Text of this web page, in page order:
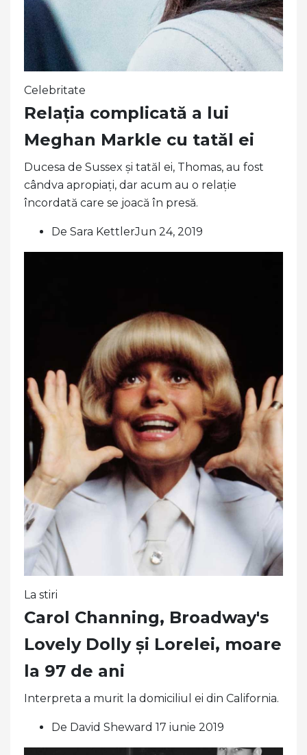
Celebritate
Relația complicată a lui
Meghan Markle cu tatăl ei
Ducesa de Sussex și tatăl ei, Thomas, au fost
cândva apropiați, dar acum au o relație
încordată care se joacă în presă.
De Sara KettlerJun 24, 2019
La stiri
Carol Channing, Broadway's
Lovely Dolly și Lorelei, moare
la 97 de ani
Interpreta a murit la domiciliul ei din California.
De David Sheward 17 iunie 2019